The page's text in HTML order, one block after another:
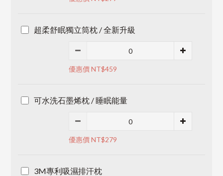
超柔舒眠獨立筒枕 / 全新升級
優惠價 NT$459
可水洗石墨烯枕 / 睡眠能量
優惠價 NT$279
3M專利吸濕排汗枕